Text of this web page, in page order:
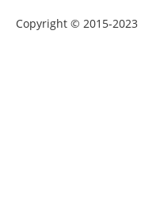
Copyright © 2015-2023